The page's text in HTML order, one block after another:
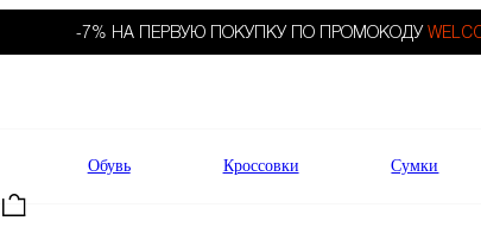
-7% НА ПЕРВУЮ ПОКУПКУ ПО ПРОМОКОДУ
Обувь Кроссовки Сумки